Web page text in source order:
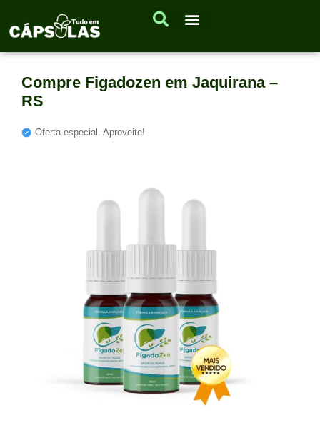
Compre Figadozen em Jaquirana –
RS
Oferta especial. Aproveite!